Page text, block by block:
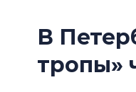
В
тропы»